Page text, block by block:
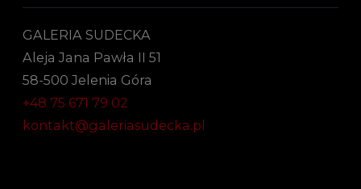
GALERIA SUDECKA
Aleja Jana Pawła II 51
58-500 Jelenia Góra
+48 75 671 79 02
kontakt@galeriasudecka.pl